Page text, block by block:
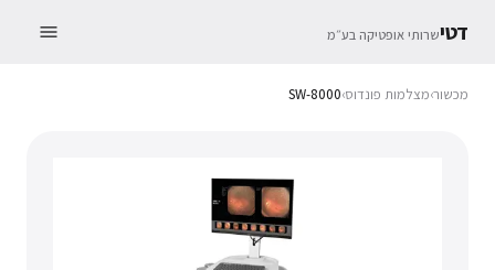
דטישרותי אופטיקה בע״מ
מכשור›מצלמות פונדוס›
SW-8000